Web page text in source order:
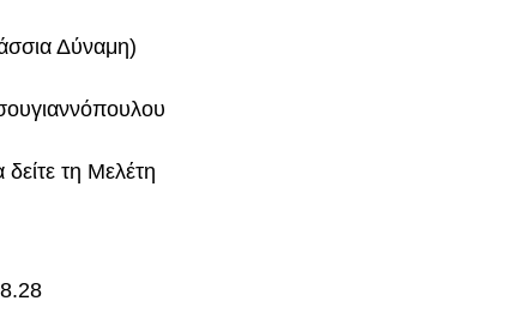
Δύναμη)
τη Μελέτη